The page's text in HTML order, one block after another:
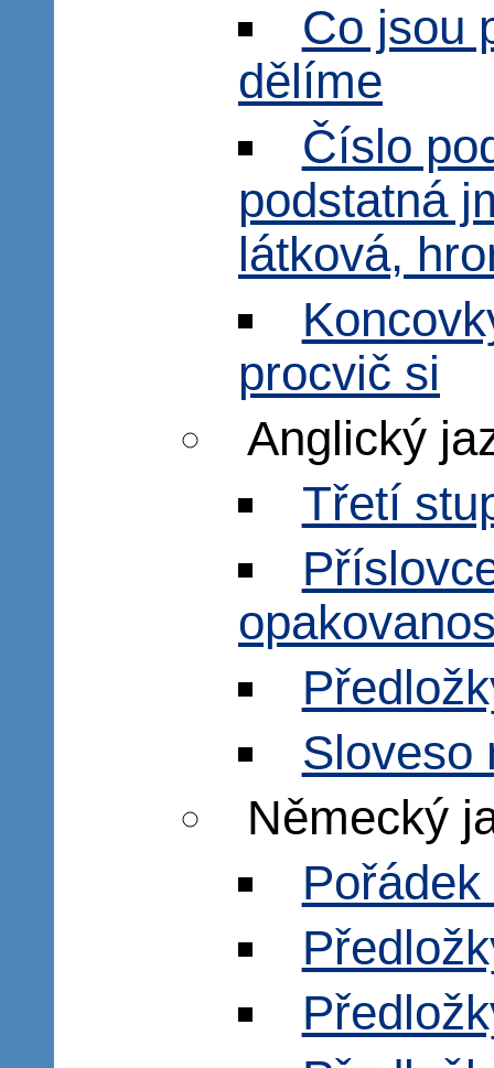
Co jsou
dělíme
Číslo
podstatná
látková,
procvič si
Anglický
Třetí
Sloveso
Německý